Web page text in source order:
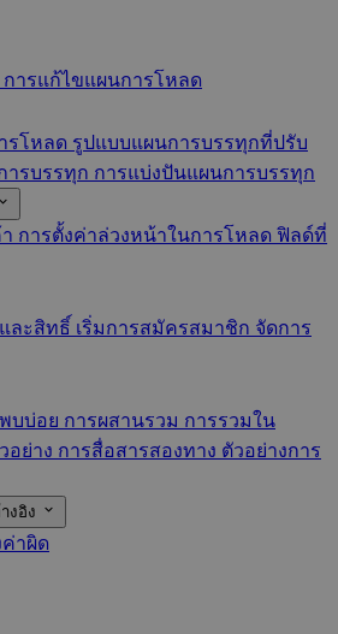
การแก้ไขแผนการโหลด
รโหลด รูปแบบแผนการบรรทุกที่ปรับ
ารบรรทุก การแบ่งปันแผนการบรรทุก
การตั้งค่าล่วงหน้าในการโหลด ฟิลด์ที่
ละสิทธิ์ เริ่มการสมัครสมาชิก จัดการ
บบ่อย การผสานรวม การรวมใน
อย่าง การสื่อสารสองทาง ตัวอย่างการ
งอิง
าผิด